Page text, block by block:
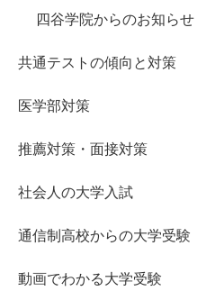
四谷学院からのお知らせ
共通テストの傾向と対策
医学部対策
推薦対策・面接対策
社会人の大学入試
通信制高校からの大学受験
動画でわかる大学受験